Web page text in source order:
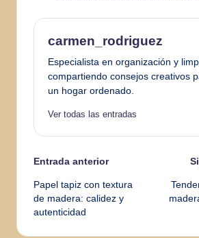
carmen_rodriguez
Especialista en organización y
compartiendo consejos creativos
un hogar ordenado.
Ver todas las entradas
Navegación
de
entradas
Entrada anterior
Papel tapiz con textura
de madera: calidez y
autenticidad